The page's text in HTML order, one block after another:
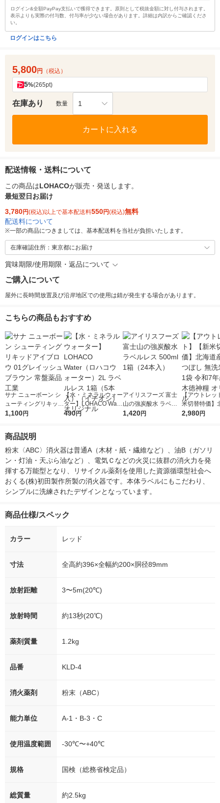
ログイン&全額PayPay支払いで獲得できます。原則として税抜金額に対し付与されます。
表示よりも実際の付与数、付与率が少ない場合があります。詳細は内訳からご確認くださ
い。
ログインはこちら
5,800円 （税込）
5%(265pt)
在庫あり 数量 1
カートに入れる
配送情報・送料について
この商品はLOHACOが販売・発送します。
最短翌日お届け
3,780円(税込)以上で基本配送料550円(税込)無料
配送料について
※一部の商品につきましては、基本配送料を当社が負担いたします。
在庫確認住所：東京都にお届け
賞味期限/使用期限・返品について
ご購入について
屋外に長時間放置及び沿岸地区での使用は錆が発生する場合があります。
こちらの商品もおすすめ
サナ ニューボーン シ
ューティングリキッド
アイブロウ 01グレイ
1,100円
【水・ミネラルウォー
ター】LOHACO Wate
r（ロハコウォータ
490円
アイリスフーズ 富士
山の強炭酸水 ラベル
レス 500ml 1箱（24
1,420円
【アウトレッ
米切替特価】
ななつぼし 無
2,980円
商品説明
粉末〈ABC〉消火器は普通A（木材・紙・繊維など）、油B（ガソリ
ン・灯油・天ぷら油など）、電気Ｃなどの火災に抜群の消火力を発
揮する万能型となり、リサイクル薬剤を使用した資源循環型社会へ
おくる(株)初田製作所製の消火器です。本体ラベルにもこだわり、
シンプルに洗練されたデザインとなっています。
商品仕様/スペック
カラー レッド
寸法 全高約396×全幅約200×胴径89mm
放射距離 3〜5m(20℃)
放射時間 約13秒(20℃)
薬剤質量 1.2kg
品番 KLD-4
消火薬剤 粉末（ABC）
能力単位 A-1・B-3・C
使用温度範囲 -30℃〜+40℃
規格 国検（総務省検定品）
総質量 約2.5kg